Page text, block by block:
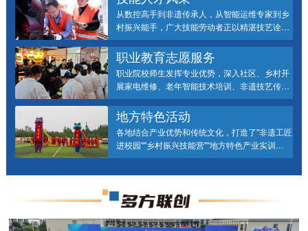
合，实现互利共赢。
从数控高手到非遗传承人，从智能运维专家到乡
村振兴能手，广大技能劳动者正以精湛技艺诠
释"行行出状元"的深刻内涵。全国职业技能大赛
的舞台、重大工程的建设现场、创新工作室的攻
关一线，处处闪耀着他们追求卓越的身影。
职业教育志愿服务
职业院校师生发挥专业优势，深入社区、乡村开
展家电维修、老年智能技术培训、非遗技艺传习
等公益服务，既强化了学生社会责任感和实践能
力，又让群众享受到"技能惠民"的实效。
地方特色活动
各地结合产业优势和传统文化，打造了"非遗工匠
进校园""乡村振兴技能营""地方特色产业实训
周"等品牌项目。这些活动既强化了职业教育与区
职教发展新格局，为培养本土化技能人才注入活
力。